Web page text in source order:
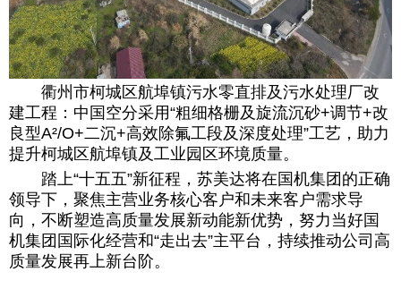
衢州市柯城区航埠镇污水零直排及污水处理厂改
建工程：中国空分采用“粗细格栅及旋流沉砂+调节+改
良型A²/O+二沉+高效除氟工段及深度处理”工艺，助力
提升柯城区航埠镇及工业园区环境质量。
踏上“十五五”新征程，苏美达将在国机集团的正确
领导下，聚焦主营业务核心客户和未来客户需求导
向，不断塑造高质量发展新动能新优势，努力当好国
机集团国际化经营和“走出去”主平台，持续推动公司高
质量发展再上新台阶。